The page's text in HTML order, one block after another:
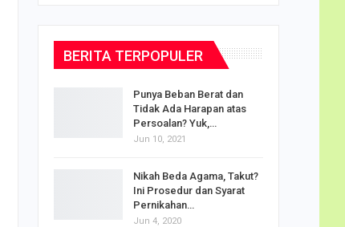
BERITA TERPOPULER
Punya Beban Berat dan
Tidak Ada Harapan atas
Persoalan? Yuk,…
Jun 10, 2021
Nikah Beda Agama, Takut?
Ini Prosedur dan Syarat
Pernikahan…
Jun 4, 2020